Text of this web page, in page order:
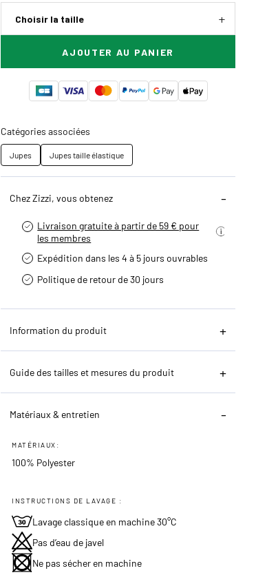
Choisir la taille
AJOUTER AU PANIER
Catégories associées
Jupes Jupes taille élastique
Chez Zizzi, vous obtenez
Livraison gratuite à partir de 59 € pour
les membres
Expédition dans les 4 à 5 jours ouvrables
Politique de retour de 30 jours
Information du produit
Guide des tailles et mesures du produit
Matériaux & entretien
MATÉRIAUX:
100% Polyester
INSTRUCTIONS DE LAVAGE :
Lavage classique en machine 30°C
Pas d’eau de javel
Ne pas sécher en machine